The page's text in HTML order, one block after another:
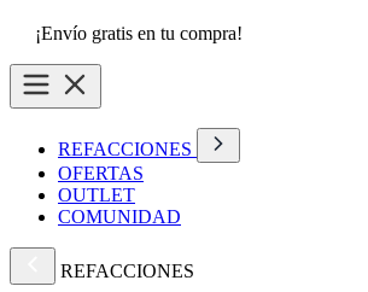
¡Envío gratis en tu compra!
REFACCIONES
OFERTAS
OUTLET
COMUNIDAD
REFACCIONES